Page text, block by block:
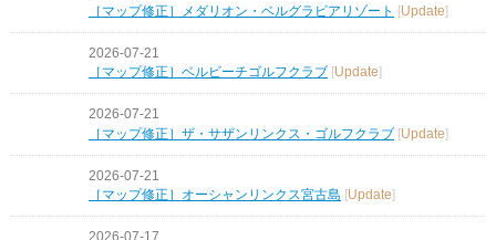
［マップ修正］メダリオン・ベルグラビアリゾート
[Update]
2026-07-21
［マップ修正］ベルビーチゴルフクラブ [Update]
2026-07-21
［マップ修正］ザ・サザンリンクス・ゴルフクラブ [Update]
2026-07-21
［マップ修正］オーシャンリンクス宮古島 [Update]
2026-07-17